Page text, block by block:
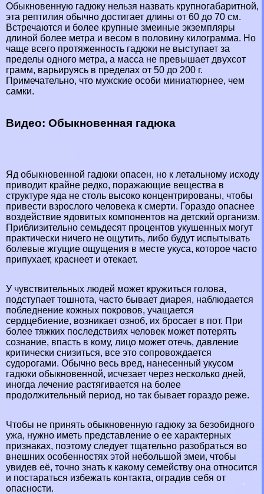
Обыкновенную гадюку нельзя назвать крупногабаритной,
эта рептилия обычно достигает длины от 60 до 70 см.
Встречаются и более крупные змеиные экземпляры
длиной более метра и весом в половину килограмма. Но
чаще всего протяженность гадюки не выступает за
пределы одного метра, а масса не превышает двухсот
грамм, варьируясь в пределах от 50 до 200 г.
Примечательно, что мужские особи миниатюрнее, чем
самки.
Видео: Обыкновенная гадюка
Яд обыкновенной гадюки опасен, но к летальному исходу
приводит крайне редко, поражающие вещества в
структуре яда не столь высоко концентрированы, чтобы
привести взрослого человека к cмepти. Гораздо опаснее
воздействие ядовитых компонентов на детский организм.
Приблизительно семьдесят процентов укушенных могут
пpaктически ничего не ощутить, либо будут испытывать
болевые жгущие ощущения в месте укуса, которое часто
припухает, краснеет и отекает.
У чувствительных людей может кружиться голова,
подступает тошнота, часто бывает диарея, наблюдается
побледнение кожных покровов, учащается
сердцебиение, возникает озноб, их бросает в пот. При
более тяжких последствиях человек может потерять
сознание, впасть в кому, лицо может отечь, давление
критически снизиться, все это сопровождается
судорогами. Обычно весь вред, нанесенный укусом
гадюки обыкновенной, исчезает через несколько дней,
иногда лечение растягивается на более
продолжительный период, но так бывает гораздо реже.
Чтобы не принять обыкновенную гадюку за безобидного
ужа, нужно иметь представление о ее хаpaктерных
признаках, поэтому следует тщательно разобраться во
внешних особенностях этой небольшой змеи, чтобы
увидев её, точно знать к какому семейству она относится
и постараться избежать контакта, оградив себя от
опасности.